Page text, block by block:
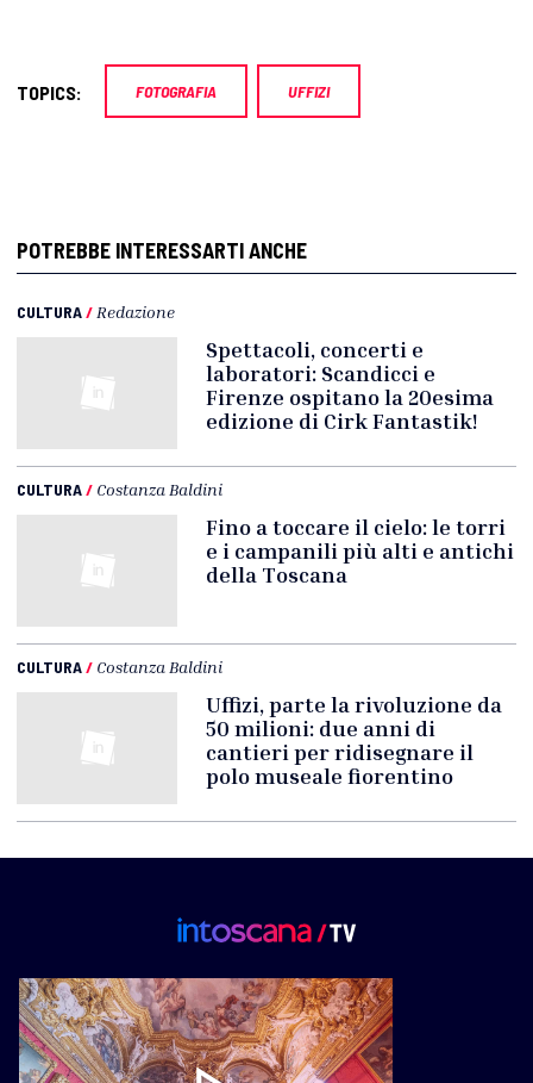
TOPICS: FOTOGRAFIA UFFIZI
POTREBBE INTERESSARTI ANCHE
CULTURA/ Redazione
Spettacoli, concerti e
laboratori: Scandicci e
Firenze ospitano la 20esima
edizione di Cirk Fantastik!
CULTURA/ Costanza Baldini
Fino a toccare il cielo: le torri
e i campanili più alti e antichi
della Toscana
CULTURA/ Costanza Baldini
Uffizi, parte la rivoluzione da
50 milioni: due anni di
cantieri per ridisegnare il
polo museale fiorentino